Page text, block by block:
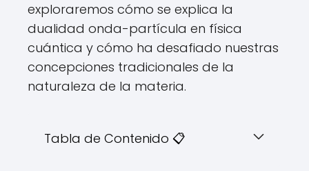
exploraremos cómo se explica la
dualidad onda-partícula en física
cuántica y cómo ha desafiado nuestras
concepciones tradicionales de la
naturaleza de la materia.
Tabla de Contenido 📋